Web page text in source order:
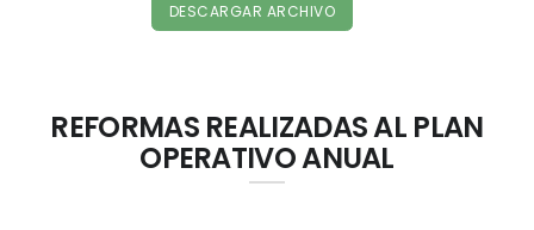
DESCARGAR ARCHIVO
REFORMAS REALIZADAS AL PLAN
OPERATIVO ANUAL